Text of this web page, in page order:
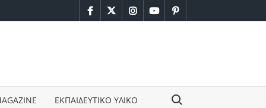
facebook
twitterinstagram
youtubepinterest
ΕΚΠΑΙΔΕΥΤΙΚΟ ΥΛΙΚΟ Search for: